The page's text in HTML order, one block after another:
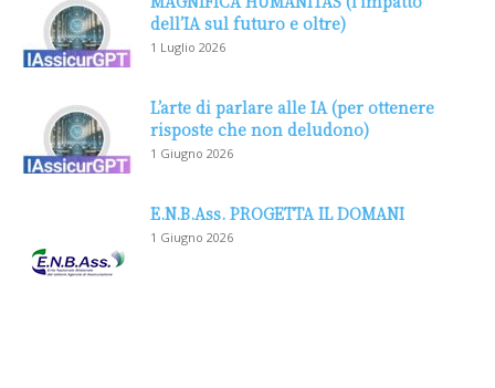
dell’IA sul futuro e oltre)
1 Luglio 2026
L’arte di parlare alle IA (per ottenere
risposte che non deludono)
1 Giugno 2026
E.N.B.Ass. PROGETTA IL DOMANI
1 Giugno 2026